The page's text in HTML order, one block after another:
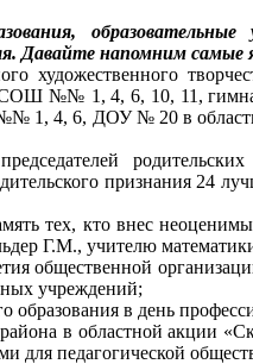
Давайте напомним самые
художественного
(СОШ №№ 1, 4, 6, 10, 11,
1, 4, 6, ДОУ № 20 в
родительских
признания 24
тех, кто внес
Г.М., учителю
общественной
учреждений;
образования в день
в областной акции
для педагогической